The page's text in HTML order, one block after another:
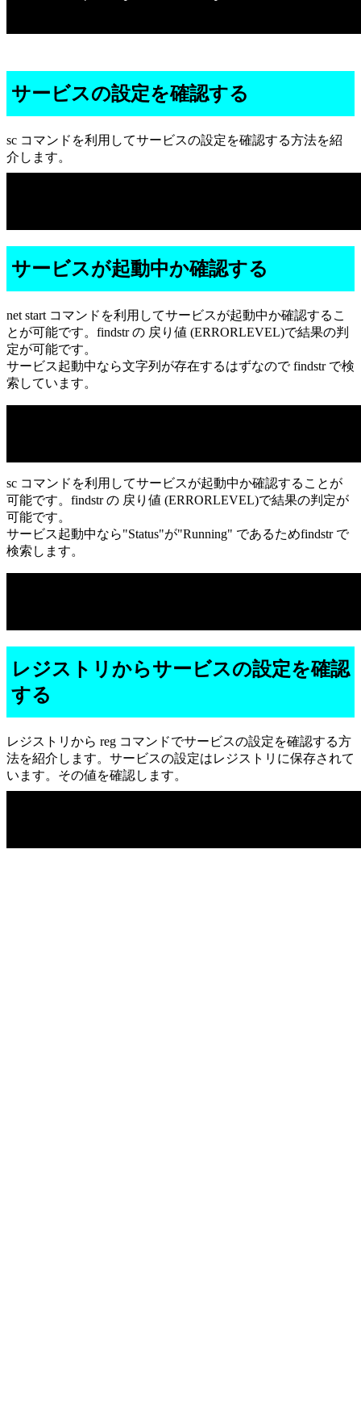
サービスの設定を確認する
sc コマンドを利用してサービスの設定を確認する方法を紹
介します。
サービスが起動中か確認する
net start コマンドを利用してサービスが起動中か確認するこ
とが可能です。findstr の 戻り値 (ERRORLEVEL)で結果の判
定が可能です。
サービス起動中なら文字列が存在するはずなので findstr で検
索しています。
sc コマンドを利用してサービスが起動中か確認することが
可能です。findstr の 戻り値 (ERRORLEVEL)で結果の判定が
可能です。
サービス起動中なら"Status"が"Running" であるためfindstr で
検索します。
レジストリからサービスの設定を確認
する
レジストリから reg コマンドでサービスの設定を確認する方
法を紹介します。サービスの設定はレジストリに保存されて
います。その値を確認します。